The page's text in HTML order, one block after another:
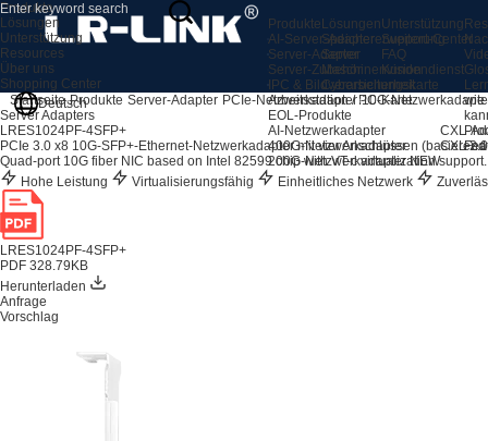
Produkte
AI-Server-Adapter
Server-Adapter
Server-Zubehör
IPC & Bildverarbeitungskarte
Arbeitsstation / PC-Karte
EOL-Produkte
AI-Netzwerkadapter
400G-Netzwerkadapter
200G-NetzwerkadapterNEW
CXL-
CXL 2.0
Lösungen
Speichererweiterung
Server
Maschinenvision
Cybersicherheit
Unterstützung
Support-Center
FAQ
Kundendienst
wie
Produkte
Lösungen
Unterstützung
Resources
Über uns
Shopping Center
Deutsch
Startseite Produkte Server-Adapter PCIe-Netzwerkadapter 10G-
Server Adapters
LRES1024PF-4SFP+
PCIe 3.0 x8 10G-SFP+-Ethernet-Netzwerkadapter mit vier Anschlüssen
Quad-port 10G fiber NIC based on Intel 82599 chip with VT-c virtualization support.
Hohe Leistung
Virtualisierungsfähig Einheitliches Netzwerk
LRES1024PF-4SFP+
PDF 328.79KB
Herunterladen
Anfrage
Vorschlag